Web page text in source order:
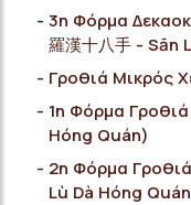
3η Φόρμα
羅漢十八手 - Sān
Γροθιά Μικρός
1η Φόρμα
Hóng Quán)
2η Φόρμα
Lù Dà Hóng